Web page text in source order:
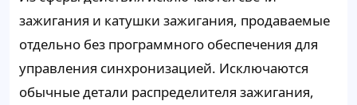
зажигания и катушки зажигания, продаваемые
отдельно без программного обеспечения для
управления синхронизацией. Исключаются
обычные детали распределителя зажигания,